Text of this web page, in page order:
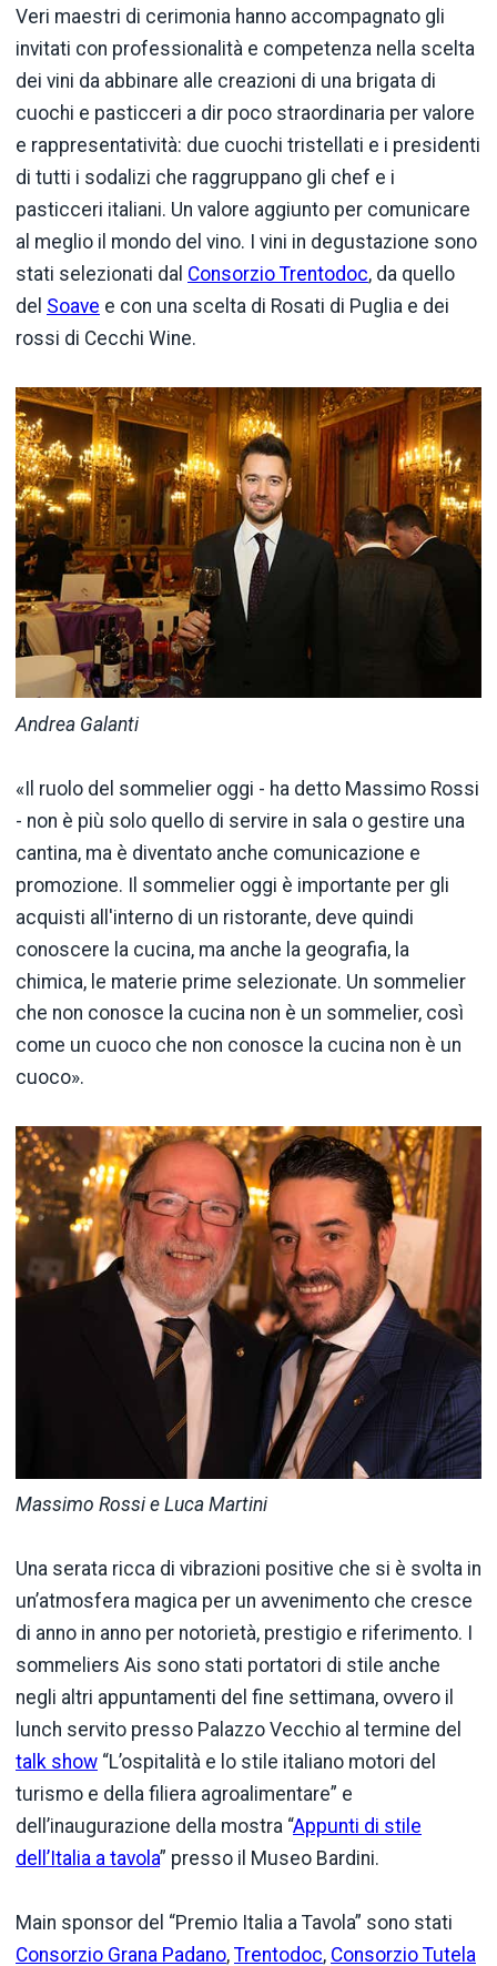
Veri maestri di cerimonia hanno accompagnato gli
invitati con professionalità e competenza nella scelta
dei vini da abbinare alle creazioni di una brigata di
cuochi e pasticceri a dir poco straordinaria per valore
e rappresentatività: due cuochi tristellati e i presidenti
di tutti i sodalizi che raggruppano gli chef e i
pasticceri italiani. Un valore aggiunto per comunicare
al meglio il mondo del vino. I vini in degustazione sono
stati selezionati dal Consorzio Trentodoc, da quello
del Soave e con una scelta di Rosati di Puglia e dei
rossi di Cecchi Wine.
Andrea Galanti
«Il ruolo del sommelier oggi - ha detto Massimo Rossi
- non è più solo quello di servire in sala o gestire una
cantina, ma è diventato anche comunicazione e
promozione. Il sommelier oggi è importante per gli
acquisti all'interno di un ristorante, deve quindi
conoscere la cucina, ma anche la geografia, la
chimica, le materie prime selezionate. Un sommelier
che non conosce la cucina non è un sommelier, così
come un cuoco che non conosce la cucina non è un
cuoco».
Massimo Rossi e Luca Martini
Una serata ricca di vibrazioni positive che si è svolta in
un’atmosfera magica per un avvenimento che cresce
di anno in anno per notorietà, prestigio e riferimento. I
sommeliers Ais sono stati portatori di stile anche
negli altri appuntamenti del fine settimana, ovvero il
lunch servito presso Palazzo Vecchio al termine del
talk show “L’ospitalità e lo stile italiano motori del
turismo e della filiera agroalimentare” e
dell’inaugurazione della mostra “Appunti di stile
dell’Italia a tavola” presso il Museo Bardini.
Main sponsor del “Premio Italia a Tavola” sono stati
Consorzio Grana Padano, Trentodoc, Consorzio Tutela